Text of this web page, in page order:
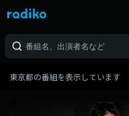
東京都の番組を表示しています